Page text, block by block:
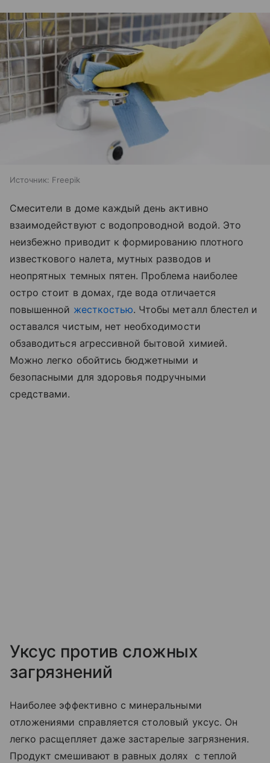
Источник: Freepik
Смесители в доме каждый день активно
взаимодействуют с водопроводной водой. Это
неизбежно приводит к формированию плотного
известкового налета, мутных разводов и
неопрятных темных пятен. Проблема наиболее
остро стоит в домах, где вода отличается
повышенной жесткостью. Чтобы металл блестел и
оставался чистым, нет необходимости
обзаводиться агрессивной бытовой химией.
Можно легко обойтись бюджетными и
безопасными для здоровья подручными
средствами.
Уксус против сложных
загрязнений
Наиболее эффективно с минеральными
отложениями справляется столовый уксус. Он
легко расщепляет даже застарелые загрязнения.
Продукт смешивают в равных долях с теплой